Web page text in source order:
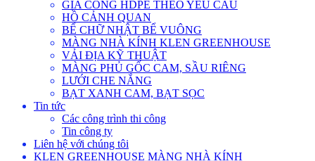
GIA CÔNG HDPE THEO YÊU CẦU
HỒ CẢNH QUAN
BỂ CHỮ NHẬT BỂ VUÔNG
MÀNG NHÀ KÍNH KLEN GREENHOUSE
VẢI ĐỊA KỸ THUẬT
MÀNG PHỦ GỐC CAM, SẦU RIÊNG
LƯỚI CHE NẮNG
BẠT XANH CAM, BẠT SỌC
Tin tức
Các công trình thi công
Tin công ty
Liên hệ với chúng tôi
KLEN GREENHOUSE MÀNG NHÀ KÍNH